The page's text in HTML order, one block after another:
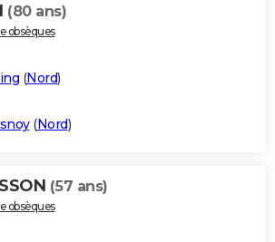
(80 ans)
obsèques
(Nord)
(Nord)
(57 ans)
obsèques